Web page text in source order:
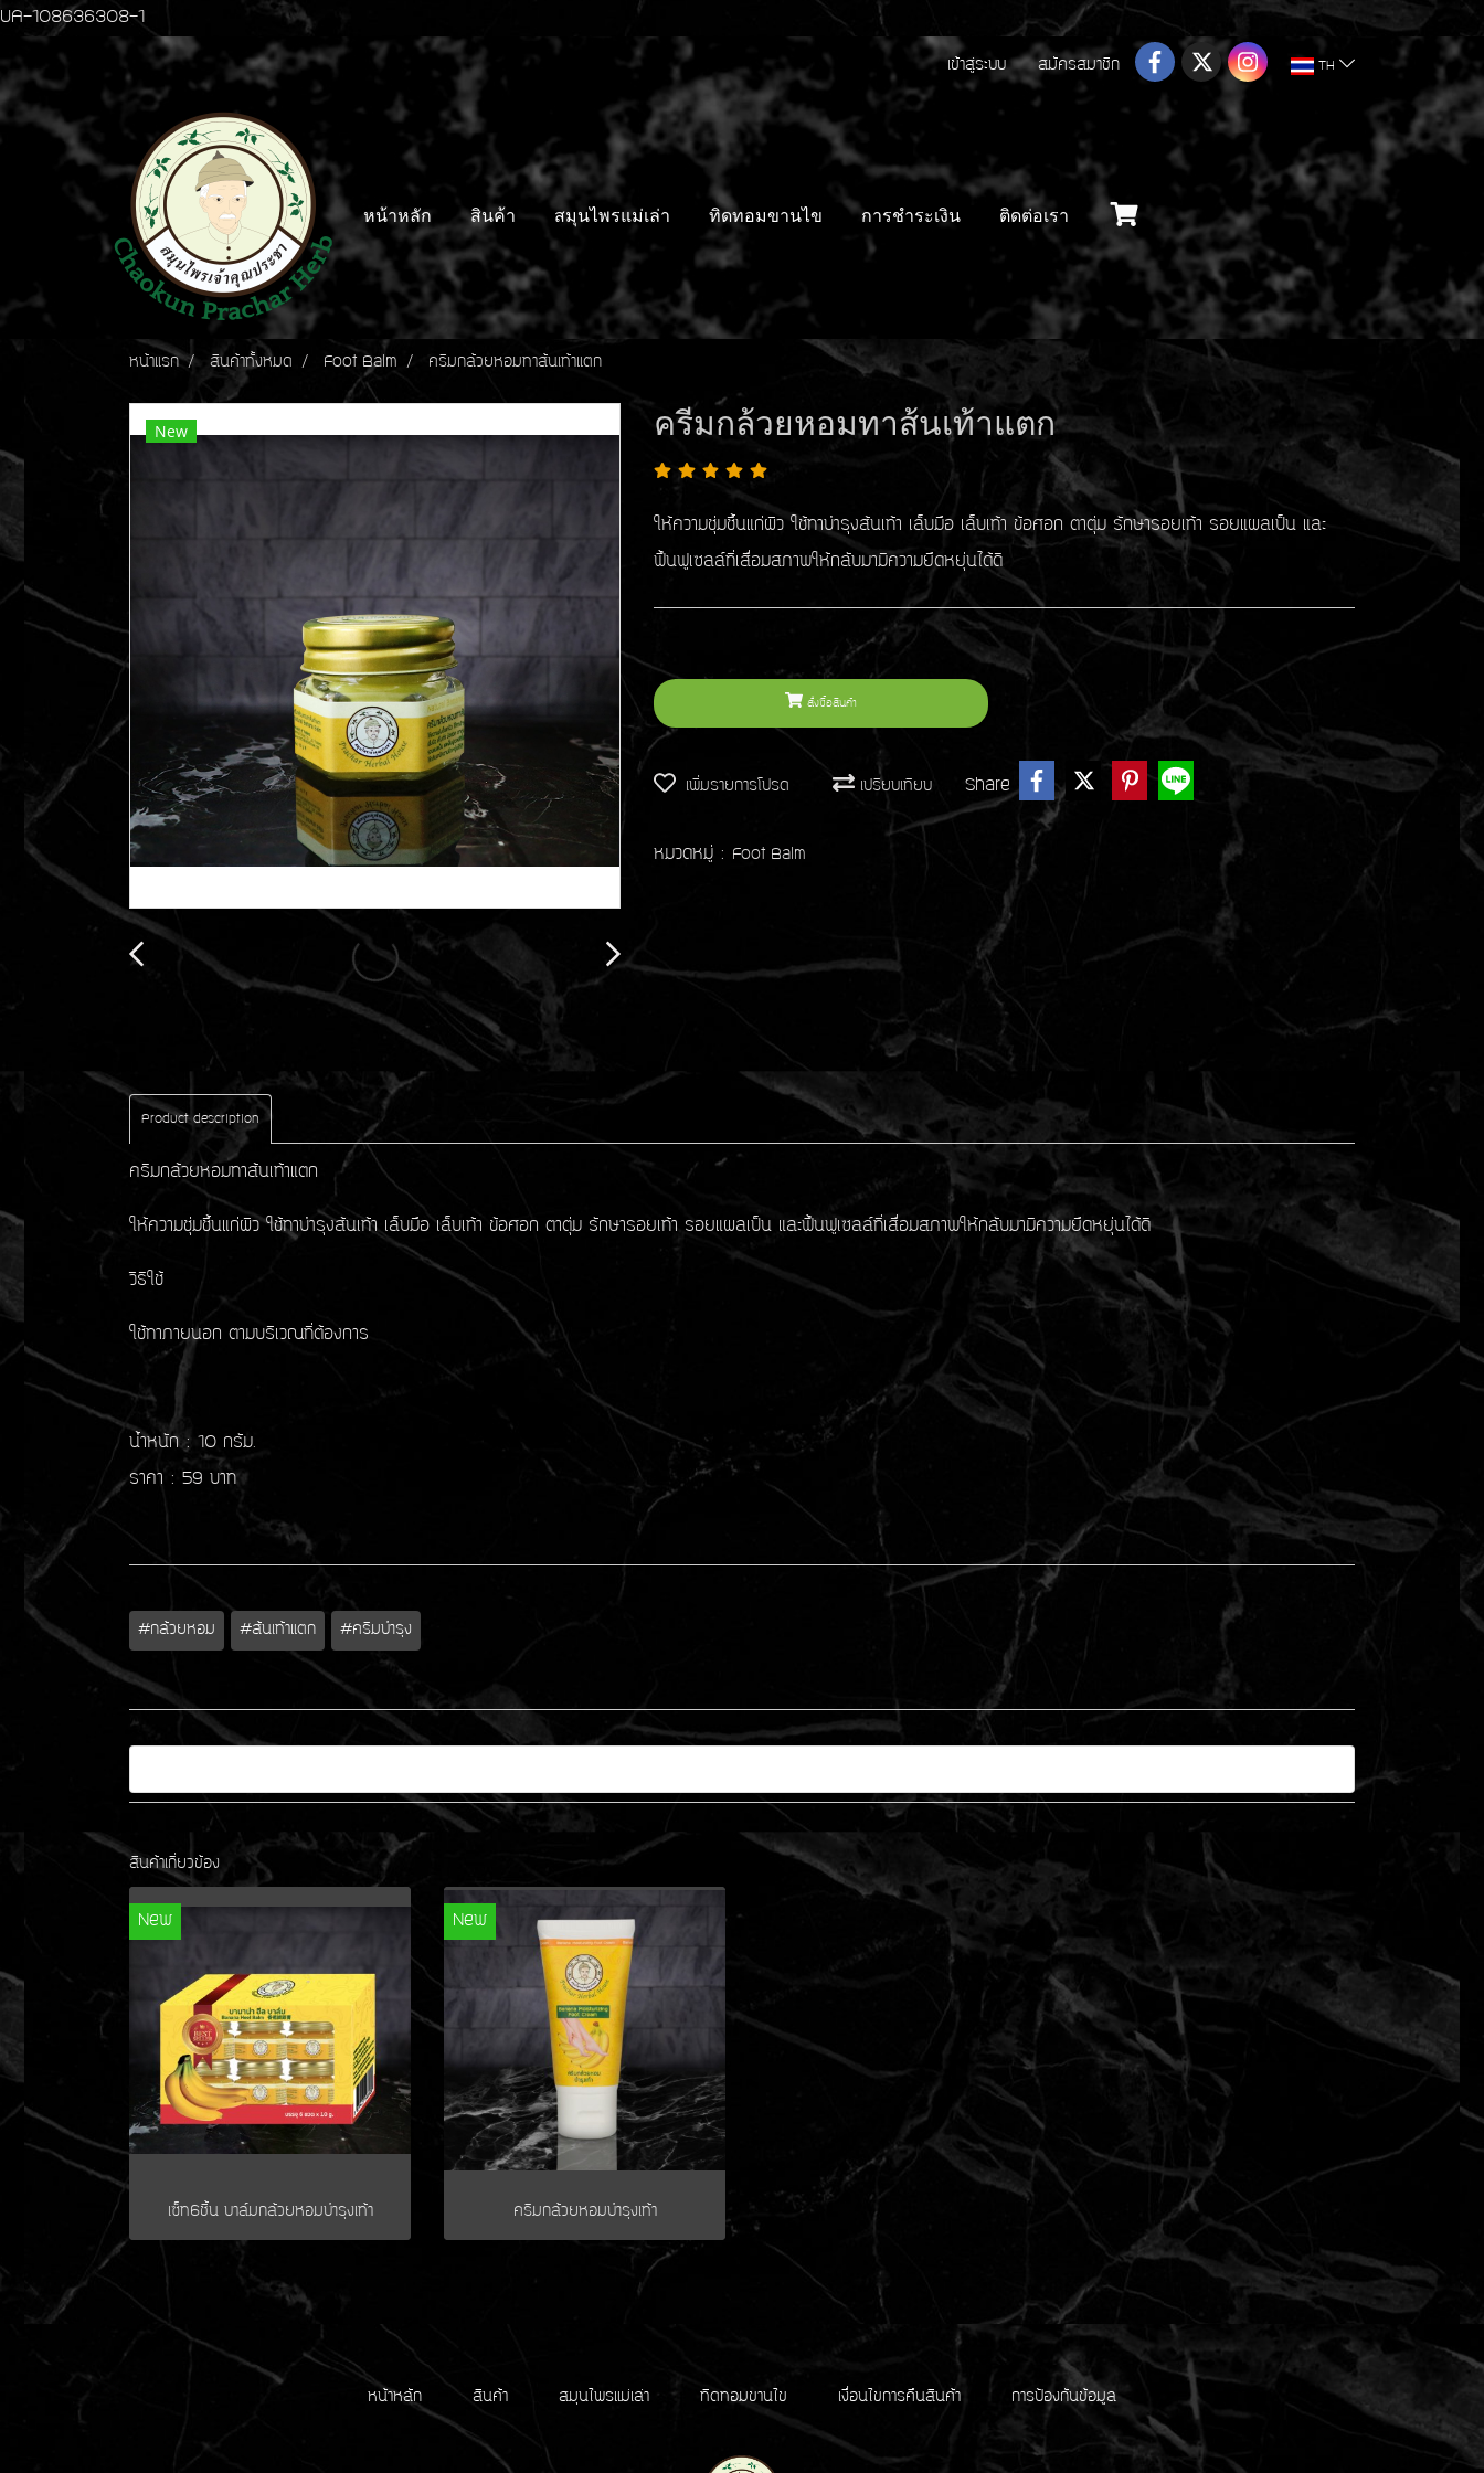
UA-108636308-1
เข้าสู่ระบบ สมัครสมาชิก TH
หน้าหลัก สินค้า สมุนไพรแม่เล่า ทิดทอมขานไข การชำระเงิน ติดต่อเรา
หน้าแรก สินค้าทั้งหมด Foot Balm ครีมกล้วยหอมทาส้นเท้าแตก
New ครีมกล้วยหอมทาส้นเท้าแตก
ให้ความชุ่มชื้นแก่ผิว ใช้ทาบำรุงส้นเท้า เล็บมือ เล็บเท้า ข้อศอก ตาตุ่ม รักษารอยเท้า รอยแผลเป็น และ
ฟื้นฟูเซลล์ที่เสื่อมสภาพให้กลับมามีความยืดหยุ่นได้ดี
สั่งซื้อสินค้า
เพิ่มรายการโปรด เปรียบเทียบ Share
หมวดหมู่ : Foot Balm
Product description
ครีมกล้วยหอมทาส้นเท้าแตก
ให้ความชุ่มชื้นแก่ผิว ใช้ทาบำรุงส้นเท้า เล็บมือ เล็บเท้า ข้อศอก ตาตุ่ม รักษารอยเท้า รอยแผลเป็น และฟื้นฟูเซลล์ที่เสื่อมสภาพให้กลับมามีความยืดหยุ่นได้ดี
วิธีใช้
ใช้ทาภายนอก ตามบริเวณที่ต้องการ
น้ำหนัก : 10 กรัม.
ราคา : 59 บาท
#กล้วยหอม #ส้นเท้าแตก #ครีมบำรุง
สินค้าเกี่ยวข้อง
New
เซ็ท6ชิ้น บาล์มกล้วยหอมบำรุงเท้า
New
ครีมกล้วยหอมบำรุงเท้า
หน้าหลัก สินค้า สมุนไพรแม่เล่า ทิดทอมขานไข เงื่อนไขการคืนสินค้า การป้องกันข้อมูล